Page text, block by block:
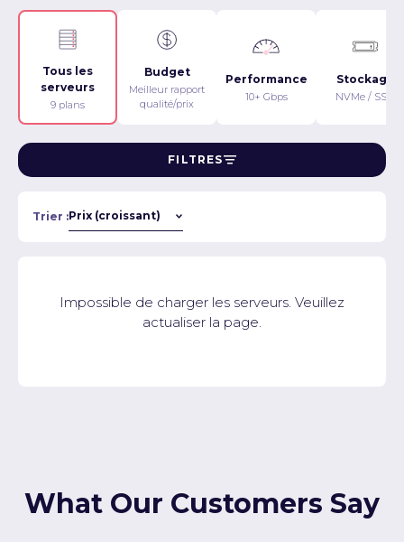
Tous les
serveurs
9 plans
Budget
Meilleur rapport
qualité/prix
Performance
10+ Gbps
Stockage
NVMe / SSD
FILTRES
Trier :
Impossible de charger les serveurs. Veuillez
actualiser la page.
What Our Customers Say